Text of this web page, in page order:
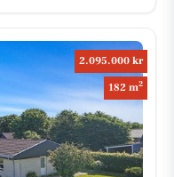
2.095.000 kr
182 m2